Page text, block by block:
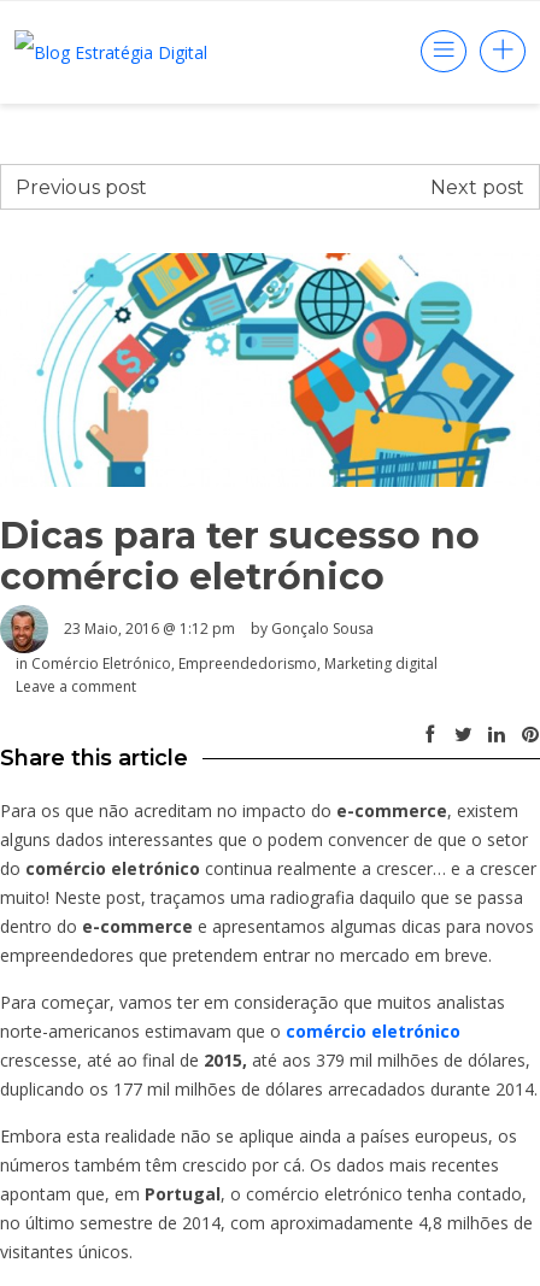
Previous post Next post
Dicas para ter sucesso no
comércio eletrónico
23 Maio, 2016 @ 1:12 pm by Gonçalo Sousa
in Comércio Eletrónico, Empreendedorismo, Marketing digital
Leave a comment
Share this article
Para os que não acreditam no impacto do e-commerce, existem
alguns dados interessantes que o podem convencer de que o setor
do comércio eletrónico continua realmente a crescer… e a crescer
muito! Neste post, traçamos uma radiografia daquilo que se passa
dentro do e-commerce e apresentamos algumas dicas para novos
empreendedores que pretendem entrar no mercado em breve.
Para começar, vamos ter em consideração que muitos analistas
norte-americanos estimavam que o comércio eletrónico
crescesse, até ao final de 2015, até aos 379 mil milhões de dólares,
duplicando os 177 mil milhões de dólares arrecadados durante 2014.
Embora esta realidade não se aplique ainda a países europeus, os
números também têm crescido por cá. Os dados mais recentes
apontam que, em Portugal, o comércio eletrónico tenha contado,
no último semestre de 2014, com aproximadamente 4,8 milhões de
visitantes únicos.